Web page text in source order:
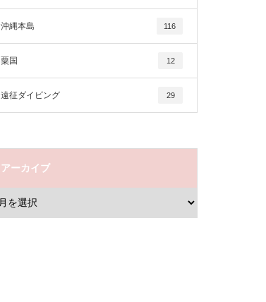
沖縄本島 116
粟国 12
遠征ダイビング 29
アーカイブ